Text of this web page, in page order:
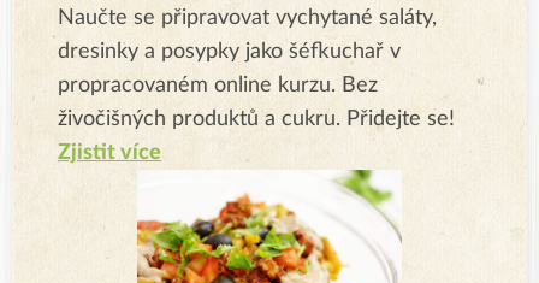
Naučte se připravovat vychytané saláty,
dresinky a posypky jako šéfkuchař v
propracovaném online kurzu. Bez
živočišných produktů a cukru. Přidejte se!
Zjistit více